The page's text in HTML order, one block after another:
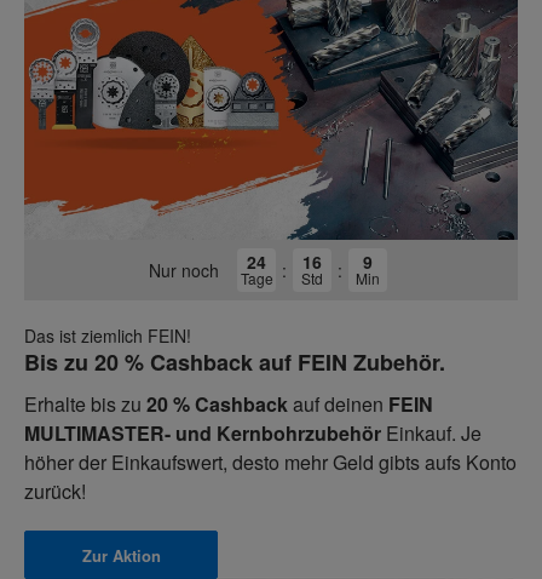
Nur noch 24
Tage : 16
Std : 9
Min
Das ist ziemlich FEIN!
Bis zu 20 % Cashback auf FEIN Zubehör.
Erhalte bis zu 20 % Cashbackauf deinen FEIN
MULTIMASTER- und Kernbohrzubehör Einkauf. Je
höher der Einkaufswert, desto mehr Geld gibts aufs Konto
zurück!
Zur Aktion